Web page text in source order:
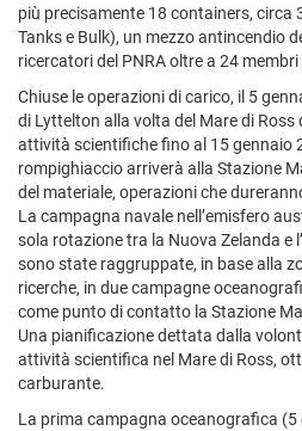
più precisamente 18 containers, circa
Tanks e Bulk), un mezzo antincendio
ricercatori del PNRA oltre a 24
Chiuse le operazioni di carico, il 5
di Lyttelton alla volta del Mare di Ross
attività scientifiche fino al 15 gennaio
rompighiaccio arriverà alla Stazione
del materiale, operazioni che
La campagna navale nell’emisfero
sola rotazione tra la Nuova Zelanda e
sono state raggruppate, in base alla
ricerche, in due campagne
come punto di contatto la Stazione
Una pianificazione dettata dalla
attività scientifica nel Mare di Ross,
carburante.
La prima campagna oceanografica